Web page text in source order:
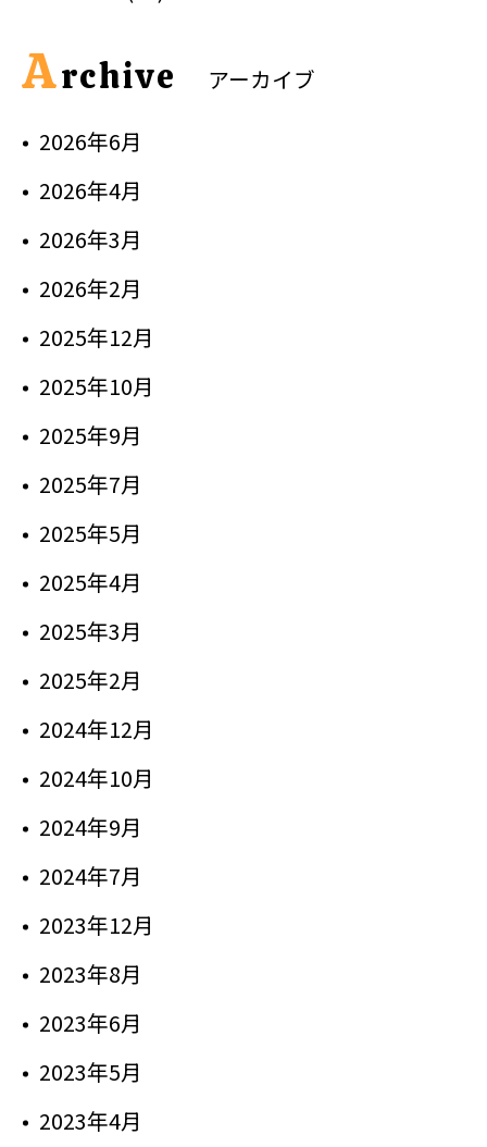
Archive
アーカイブ
2026年6月
2026年4月
2026年3月
2026年2月
2025年12月
2025年10月
2025年9月
2025年7月
2025年5月
2025年4月
2025年3月
2025年2月
2024年12月
2024年10月
2024年9月
2024年7月
2023年12月
2023年8月
2023年6月
2023年5月
2023年4月